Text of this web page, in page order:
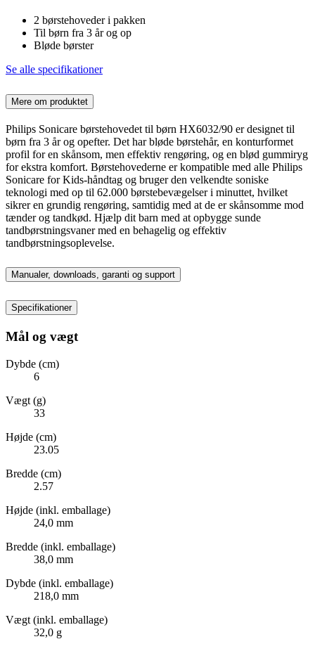
2 børstehoveder i pakken
Til børn fra 3 år og op
Bløde børster
Se alle specifikationer
Mere om produktet
Philips Sonicare børstehovedet til børn HX6032/90 er designet til
børn fra 3 år og opefter. Det har bløde børstehår, en konturformet
profil for en skånsom, men effektiv rengøring, og en blød gummiryg
for ekstra komfort. Børstehovederne er kompatible med alle Philips
Sonicare for Kids-håndtag og bruger den velkendte soniske
teknologi med op til 62.000 børstebevægelser i minuttet, hvilket
sikrer en grundig rengøring, samtidig med at de er skånsomme mod
tænder og tandkød. Hjælp dit barn med at opbygge sunde
tandbørstningsvaner med en behagelig og effektiv
tandbørstningsoplevelse.
Manualer, downloads, garanti og support
Specifikationer
Mål og vægt
Dybde (cm)
6
Vægt (g)
33
Højde (cm)
23.05
Bredde (cm)
2.57
Højde (inkl. emballage)
24,0 mm
Bredde (inkl. emballage)
38,0 mm
Dybde (inkl. emballage)
218,0 mm
Vægt (inkl. emballage)
32,0 g